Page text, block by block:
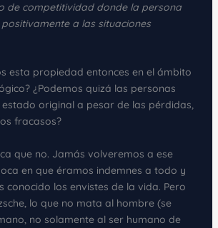
de competitividad donde la persona
a las situaciones
esta propiedad entonces en el ámbito
¿Podemos quizá las personas
original a pesar de las pérdidas,
fracasos?
que no. Jamás volveremos a ese
en que éramos indemnes a todo y
conocido los envistes de la vida. Pero
lo que no mata al hombre (se
no solamente al ser humano de